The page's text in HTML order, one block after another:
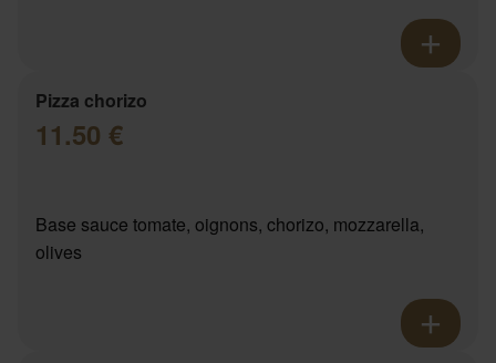
Pizza chorizo
11.50 €
Base sauce tomate, oignons, chorizo, mozzarella,
olives